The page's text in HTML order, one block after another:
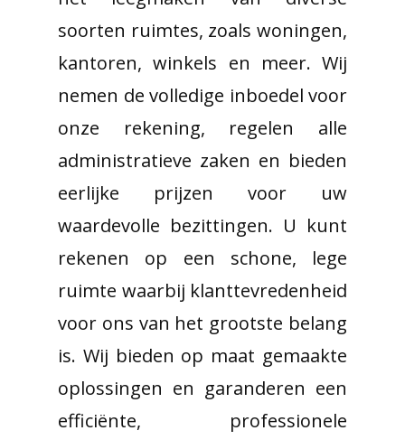
soorten ruimtes, zoals woningen,
kantoren, winkels en meer. Wij
nemen de volledige inboedel voor
onze rekening, regelen alle
administratieve zaken en bieden
eerlijke prijzen voor uw
waardevolle bezittingen. U kunt
rekenen op een schone, lege
ruimte waarbij klanttevredenheid
voor ons van het grootste belang
is. Wij bieden op maat gemaakte
oplossingen en garanderen een
efficiënte, professionele